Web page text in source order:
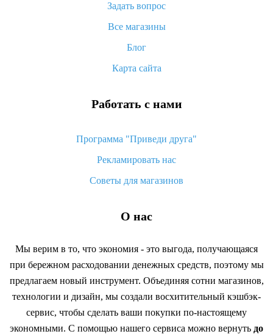
Что делать, если не пришел товар с Алиэкспресс
возврата денег
Задать вопрос
Все магазины
Блог
Карта сайта
Работать с нами
Программа "Приведи друга"
Рекламировать нас
Советы для магазинов
О нас
Мы верим в то, что экономия - это выгода, получающаяся
при бережном расходовании денежных средств, поэтому мы
предлагаем новый инструмент. Объединяя сотни магазинов,
технологии и дизайн, мы создали восхитительный кэшбэк-
сервис, чтобы сделать ваши покупки по-настоящему
экономными. С помощью нашего сервиса можно вернуть до